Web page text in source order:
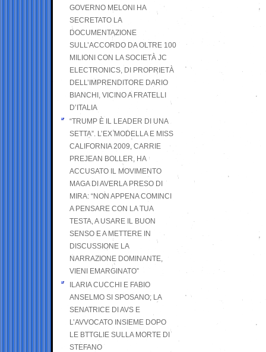
GOVERNO MELONI HA
SECRETATO LA
DOCUMENTAZIONE
SULL’ACCORDO DA OLTRE 100
MILIONI CON LA SOCIETÀ JC
ELECTRONICS, DI PROPRIETÀ
DELL’IMPRENDITORE DARIO
BIANCHI, VICINO A FRATELLI
D’ITALIA
“TRUMP È IL LEADER DI UNA
SETTA”. L’EX MODELLA E MISS
CALIFORNIA 2009, CARRIE
PREJEAN BOLLER, HA
ACCUSATO IL MOVIMENTO
MAGA DI AVERLA PRESO DI
MIRA: “NON APPENA COMINCI
A PENSARE CON LA TUA
TESTA, A USARE IL BUON
SENSO E A METTERE IN
DISCUSSIONE LA
NARRAZIONE DOMINANTE,
VIENI EMARGINATO”
ILARIA CUCCHI E FABIO
ANSELMO SI SPOSANO; LA
SENATRICE DI AVS E
L’AVVOCATO INSIEME DOPO
LE BTTGLIE SULLA MORTE DI
STEFANO